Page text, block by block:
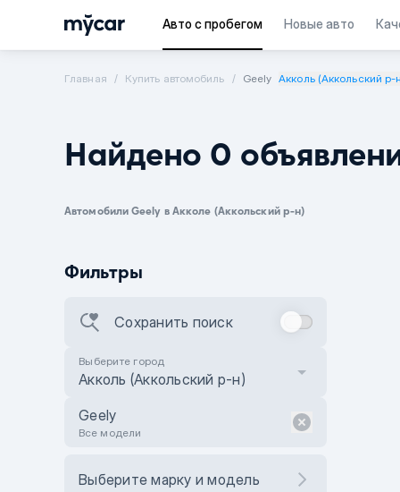
Авто с пробегом Новые авто
Главная Купить автомобиль Geely Акколь (Аккольский р-
Найдено 0
Автомобили Geely в Акколе (Аккольский р-н)
Фильтры
Сохранить поиск
Выберите город
Акколь (Аккольский р-н)
Geely
Все модели
Выберите марку и модель